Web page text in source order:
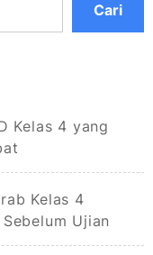
Cari
Kelas 4 yang
Kelas 4
Ujian